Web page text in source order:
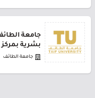
جامعة
بشرية
جامعة الطائف